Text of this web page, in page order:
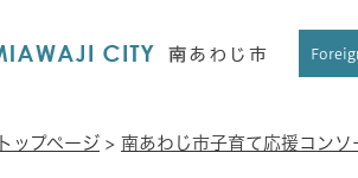
トップページ > 南あわじ市子育て応援コンソ